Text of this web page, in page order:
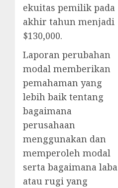
ekuitas pemilik pada
akhir tahun menjadi
$130,000.
Laporan perubahan
modal memberikan
pemahaman yang
lebih baik tentang
bagaimana
perusahaan
menggunakan dan
memperoleh modal
serta bagaimana laba
atau rugi yang